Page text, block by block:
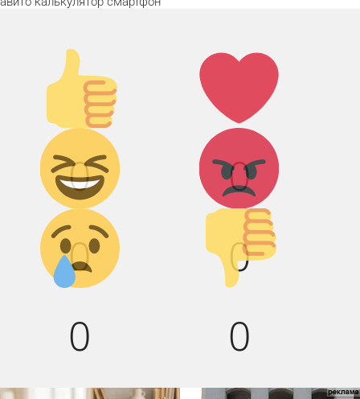
Палец
вверх!
0
Лайк!
0
Дикий
смех!
0
Агрессия!
0
Грусть :(
0
Палец
вниз!
0